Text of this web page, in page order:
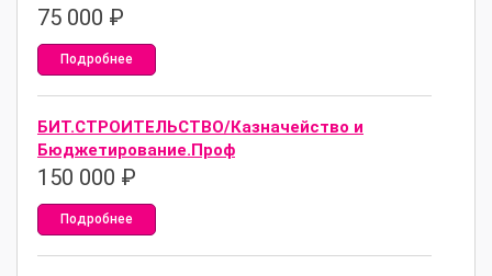
75 000 ₽
Подробнее
БИТ.СТРОИТЕЛЬСТВО/Казначейство и
Бюджетирование.Проф
150 000 ₽
Подробнее